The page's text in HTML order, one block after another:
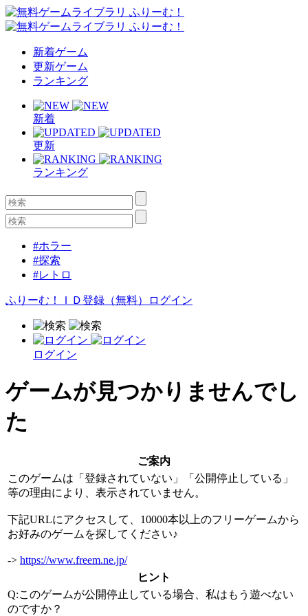
新着ゲーム
更新ゲーム
ランキング
新着
更新
ランキング
#ホラー
#探索
#レトロ
ふりーむ！ＩＤ登録（無料） ログイン
ログイン
ゲームが見つかりませんでし
た
ご案内
このゲームは「登録されていない」「公開停止している」
等の理由により、表示されていません。
下記URLにアクセスして、10000本以上のフリーゲームから
お好みのゲームを探してください♪
-> https://www.freem.ne.jp/
ヒント
Q:このゲームが公開停止している場合、私はもう遊べない
のですか？